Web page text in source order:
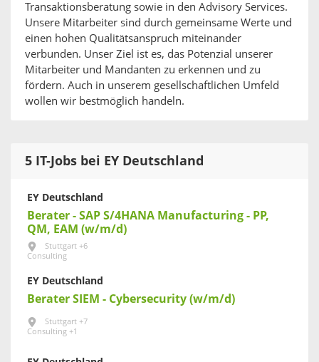
Transaktionsberatung sowie in den Advisory Services.
Unsere Mitarbeiter sind durch gemeinsame Werte und
einen hohen Qualitätsanspruch miteinander
verbunden. Unser Ziel ist es, das Potenzial unserer
Mitarbeiter und Mandanten zu erkennen und zu
fördern. Auch in unserem gesellschaftlichen Umfeld
wollen wir bestmöglich handeln.
5 IT-Jobs bei EY Deutschland
EY Deutschland
Berater - SAP S/4HANA Manufacturing - PP,
QM, EAM (w/m/d)
Stuttgart +6
Consulting
EY Deutschland
Berater SIEM - Cybersecurity (w/m/d)
Stuttgart +7
Consulting +1